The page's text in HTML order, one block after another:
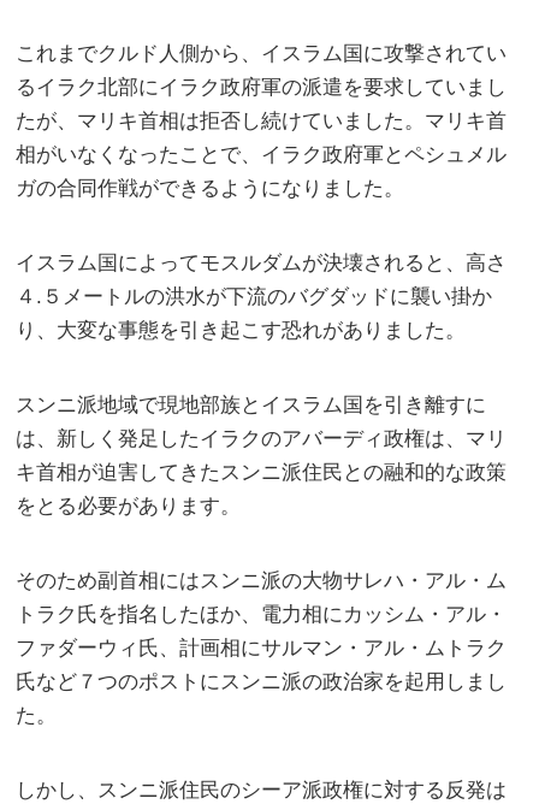
これまでクルド人側から、イスラム国に攻撃されてい
るイラク北部にイラク政府軍の派遣を要求していまし
たが、マリキ首相は拒否し続けていました。マリキ首
相がいなくなったことで、イラク政府軍とペシュメル
ガの合同作戦ができるようになりました。
イスラム国によってモスルダムが決壊されると、高さ
４.５メートルの洪水が下流のバグダッドに襲い掛か
り、大変な事態を引き起こす恐れがありました。
スンニ派地域で現地部族とイスラム国を引き離すに
は、新しく発足したイラクのアバーディ政権は、マリ
キ首相が迫害してきたスンニ派住民との融和的な政策
をとる必要があります。
そのため副首相にはスンニ派の大物サレハ・アル・ム
トラク氏を指名したほか、電力相にカッシム・アル・
ファダーウィ氏、計画相にサルマン・アル・ムトラク
氏など７つのポストにスンニ派の政治家を起用しまし
た。
しかし、スンニ派住民のシーア派政権に対する反発は